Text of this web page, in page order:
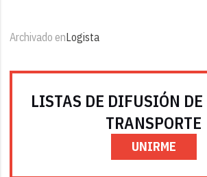
Archivado enLogista
LISTAS DE DIFUSIÓN DE
TRANSPORTE
UNIRME